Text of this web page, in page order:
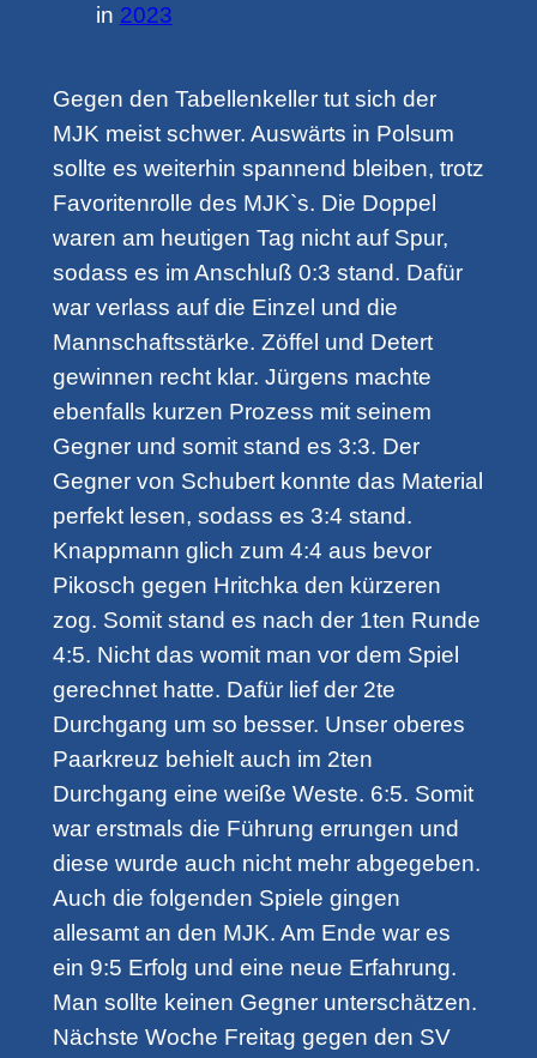
in 2023
Gegen den Tabellenkeller tut sich der
MJK meist schwer. Auswärts in Polsum
sollte es weiterhin spannend bleiben, trotz
Favoritenrolle des MJK`s. Die Doppel
waren am heutigen Tag nicht auf Spur,
sodass es im Anschluß 0:3 stand. Dafür
war verlass auf die Einzel und die
Mannschaftsstärke. Zöffel und Detert
gewinnen recht klar. Jürgens machte
ebenfalls kurzen Prozess mit seinem
Gegner und somit stand es 3:3. Der
Gegner von Schubert konnte das Material
perfekt lesen, sodass es 3:4 stand.
Knappmann glich zum 4:4 aus bevor
Pikosch gegen Hritchka den kürzeren
zog. Somit stand es nach der 1ten Runde
4:5. Nicht das womit man vor dem Spiel
gerechnet hatte. Dafür lief der 2te
Durchgang um so besser. Unser oberes
Paarkreuz behielt auch im 2ten
Durchgang eine weiße Weste. 6:5. Somit
war erstmals die Führung errungen und
diese wurde auch nicht mehr abgegeben.
Auch die folgenden Spiele gingen
allesamt an den MJK. Am Ende war es
ein 9:5 Erfolg und eine neue Erfahrung.
Man sollte keinen Gegner unterschätzen.
Nächste Woche Freitag gegen den SV